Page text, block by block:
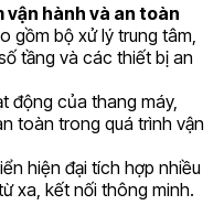
vận hành và an toàn
gồm bộ xử lý trung tâm,
tầng và các thiết bị an
động của thang máy,
toàn trong quá trình vận
hiện đại tích hợp nhiều
xa, kết nối thông minh.